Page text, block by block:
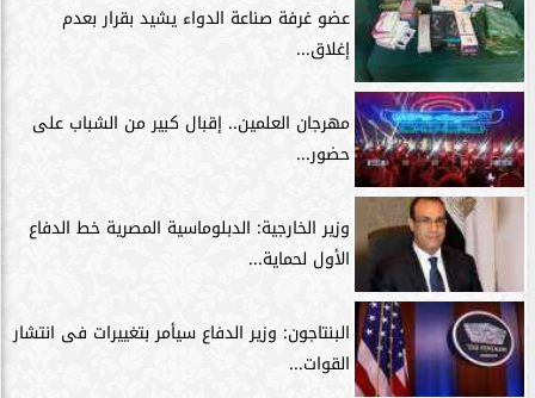
عضو غرفة صناعة الدواء يشيد بقرار بعدم
إغلاق...
مهرجان العلمين.. إقبال كبير من الشباب على
حضور...
وزير الخارجية: الدبلوماسية المصرية خط الدفاع
الأول لحماية...
البنتاجون: وزير الدفاع سيأمر بتغييرات فى انتشار
القوات...